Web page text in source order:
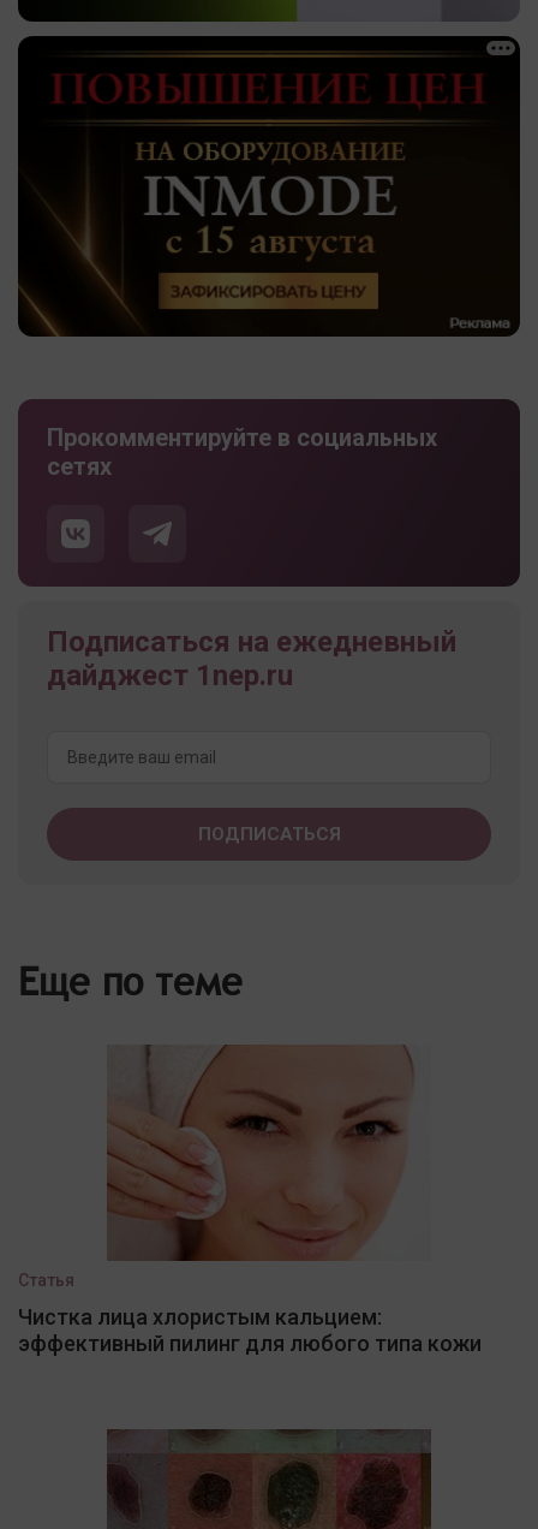
Прокомментируйте в социальных
сетях
Подписаться на ежедневный
дайджест 1nep.ru
Еще по теме
Статья
Чистка лица хлористым кальцием:
эффективный пилинг для любого типа кожи